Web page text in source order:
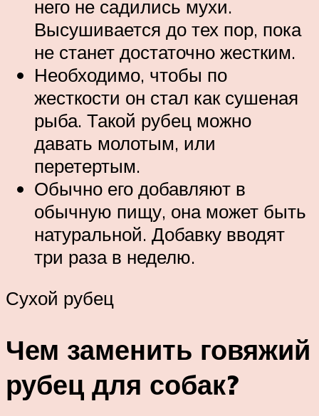
него не садились мухи.
Высушивается до тех пор, пока
не станет достаточно жестким.
Необходимо, чтобы по
жесткости он стал как сушеная
рыба. Такой рубец можно
давать молотым, или
перетертым.
Обычно его добавляют в
обычную пищу, она может быть
натуральной. Добавку вводят
три раза в неделю.
Сухой рубец
Чем заменить говяжий
рубец для собак?